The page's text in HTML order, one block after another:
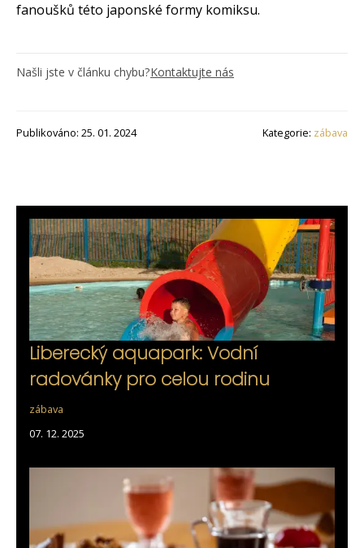
fanoušků této japonské formy komiksu.
Našli jste v článku chybu?Kontaktujte nás
Publikováno: 25. 01. 2024 Kategorie: zábava
Liberecký aquapark: Vodní
radovánky pro celou rodinu
zábava
07. 12. 2025